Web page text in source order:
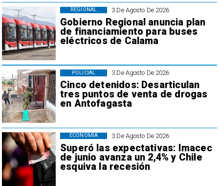
3 De Agosto De 2026
Gobierno Regional anuncia plan
de financiamiento para buses
eléctricos de Calama
REGIONAL
3 De Agosto De 2026
Cinco detenidos: Desarticulan
tres puntos de venta de drogas
en Antofagasta
POLICIAL
3 De Agosto De 2026
Superó las expectativas: Imacec
de junio avanza un 2,4% y Chile
esquiva la recesión
ECONOMÍA